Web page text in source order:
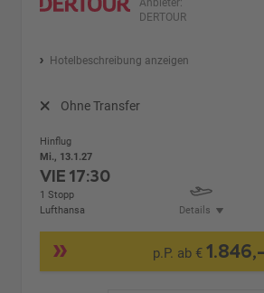
Anbieter:
DERTOUR
Hotelbeschreibung anzeigen
Ohne Transfer
Hinflug
Mi., 13.1.27
VIE17:30
1 Stopp
Lufthansa
Details
p.P. ab € 1.846,-